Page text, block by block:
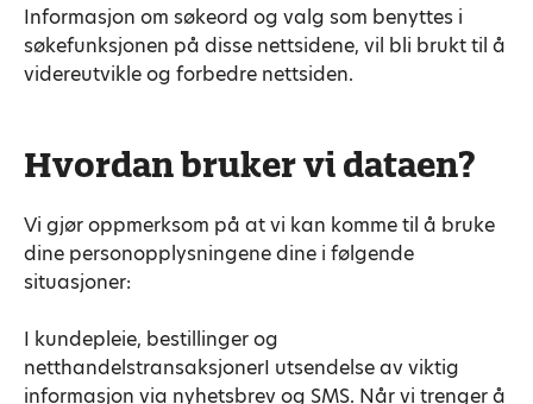
Informasjon om søkeord og valg som benyttes i
søkefunksjonen på disse nettsidene, vil bli brukt til å
videreutvikle og forbedre nettsiden.
Hvordan bruker vi dataen?
Vi gjør oppmerksom på at vi kan komme til å bruke
dine personopplysningene dine i følgende
situasjoner:
I kundepleie, bestillinger og
netthandelstransaksjonerI utsendelse av viktig
informasjon via nyhetsbrev og SMS. Når vi trenger å